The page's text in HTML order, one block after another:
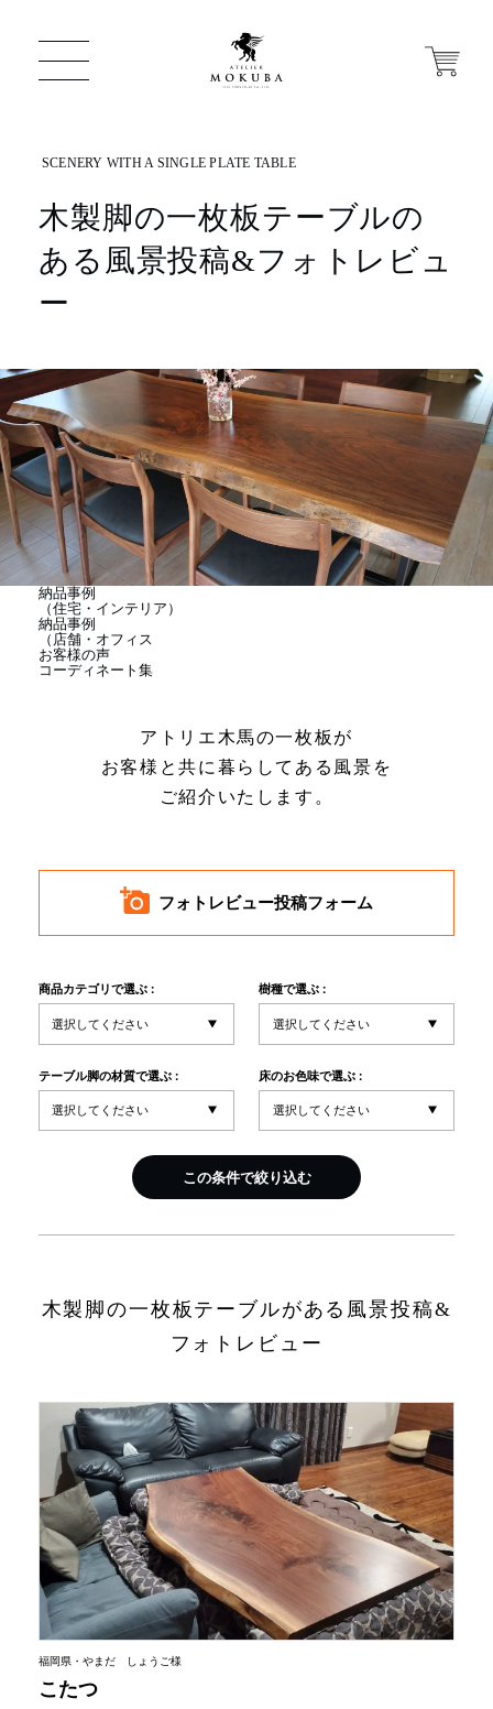
ONLINE STORE
店舗から探す
一枚板 ATELIER MOKUBA HOME
MOKUBA について
商品情報
直営店
イベント
WEBカタログ
新入荷情報
INFORMATION
MOKUBA CHANNEL
よくあるご質問
木製脚の一枚板テーブルの
ある風景投稿&フォトレビュ
ー
納品事例
（住宅・インテリア）
納品事例
（店舗・オフィス
お客様の声
コーディネート集
アトリエ木馬の一枚板が
お客様と共に暮らしてある風景を
ご紹介いたします。
フォトレビュー投稿フォーム
商品カテゴリで選ぶ : 樹種で選ぶ :
テーブル脚の材質で選ぶ : 床のお色味で選ぶ :
この条件で絞り込む
木製脚の一枚板テーブルがある風景投稿&
フォトレビュー
福岡県・やまだ しょうご様
こたつ